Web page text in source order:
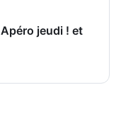
jeudi ! et